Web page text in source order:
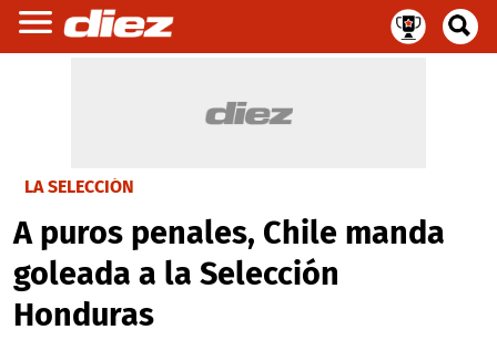
LA SELECCIÓN
A puros penales, Chile manda
goleada a la Selección
Honduras